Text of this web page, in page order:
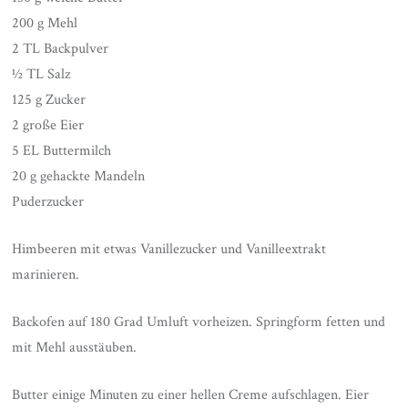
200 g Mehl
2 TL Backpulver
½ TL Salz
125 g Zucker
2 große Eier
5 EL Buttermilch
20 g gehackte Mandeln
Puderzucker
Himbeeren mit etwas Vanillezucker und Vanilleextrakt
marinieren.
Backofen auf 180 Grad Umluft vorheizen. Springform fetten und
mit Mehl ausstäuben.
Butter einige Minuten zu einer hellen Creme aufschlagen. Eier